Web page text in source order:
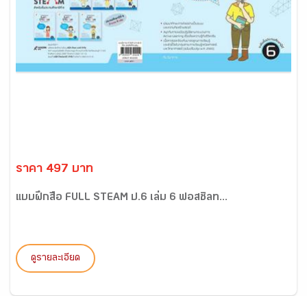
ราคา 497 บาท
แบบฝึกสื่อ FULL STEAM ป.6 เล่ม 6 ฟอสซิลท...
ดูรายละเอียด